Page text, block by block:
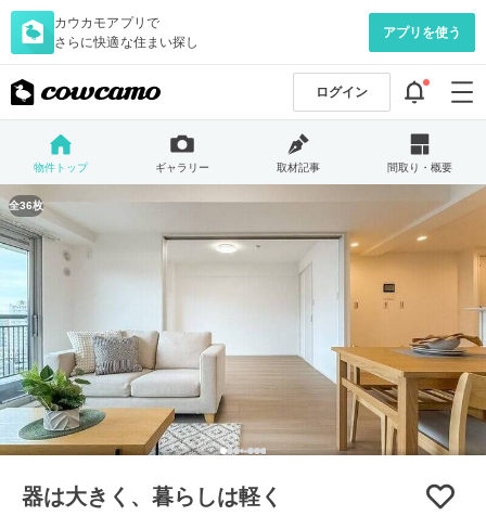
カウカモアプリで
さらに快適な住まい探し
アプリを使う
ログイン
物件トップ ギャラリー 取材記事 間取り・概要
全36枚
器は大きく、暮らしは軽く